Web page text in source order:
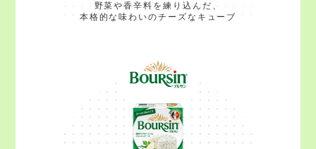
野菜や香辛料を練り込んだ、
本格的な味わいのチーズなキューブ